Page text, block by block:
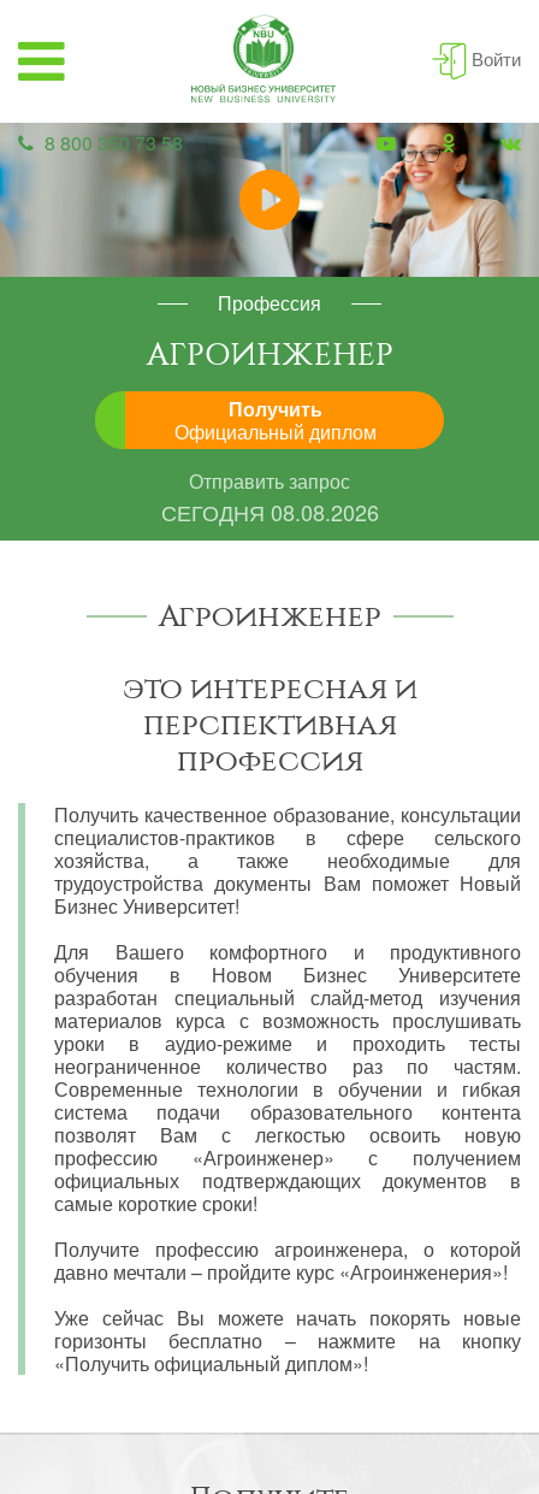
Войти
8 800 350 73 58
Профессия
АГРОИНЖЕНЕР
Получить
Официальный диплом
Отправить запрос
СЕГОДНЯ 08.08.2026
Агроинженер
это интересная и
перспективная
профессия
Получить качественное образование, консультации
специалистов-практиков в сфере сельского
хозяйства, а также необходимые для
трудоустройства документы Вам поможет Новый
Бизнес Университет!
Для Вашего комфортного и продуктивного
обучения в Новом Бизнес Университете
разработан специальный слайд-метод изучения
материалов курса с возможность прослушивать
уроки в аудио-режиме и проходить тесты
неограниченное количество раз по частям.
Современные технологии в обучении и гибкая
система подачи образовательного контента
позволят Вам с легкостью освоить новую
профессию «Агроинженер» с получением
официальных подтверждающих документов в
самые короткие сроки!
Получите профессию агроинженера, о которой
давно мечтали – пройдите курс «Агроинженерия»!
Уже сейчас Вы можете начать покорять новые
горизонты бесплатно – нажмите на кнопку
«Получить официальный диплом»!